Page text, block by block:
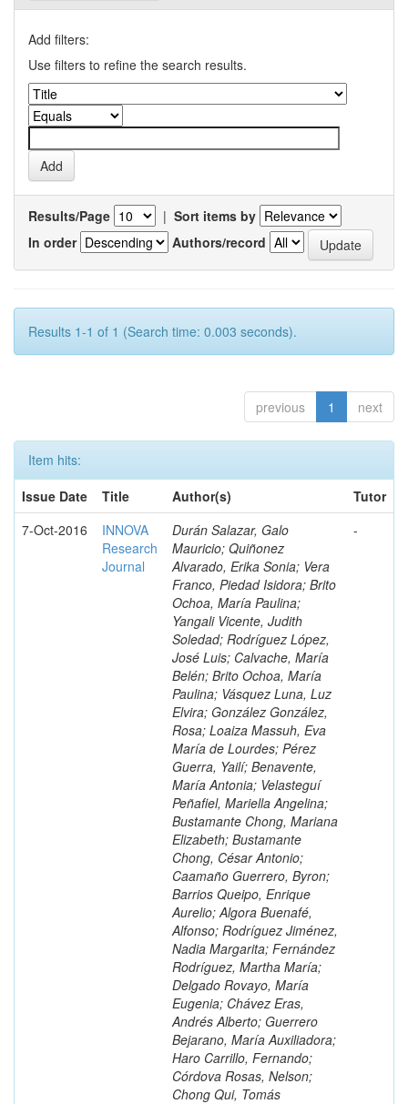
Add filters:
Use filters to refine the search results.
Results/Page | Sort items by
In order
Authors/record
Results 1-1 of 1 (Search time: 0.003 seconds).
previous 1 next
Item hits:
Issue Date
Title Author(s)
Tutor
7-Oct-2016
INNOVA
Research
Journal
Durán Salazar, Galo
Mauricio; Quiñonez
Alvarado, Erika Sonia; Vera
Franco, Piedad Isidora; Brito
Ochoa, María Paulina;
Yangali Vicente, Judith
Soledad; Rodríguez López,
José Luis; Calvache, María
Belén; Brito Ochoa, María
Paulina; Vásquez Luna, Luz
Elvira; González González,
Rosa; Loaiza Massuh, Eva
María de Lourdes; Pérez
Guerra, Yailí; Benavente,
María Antonia; Velasteguí
Peñafiel, Mariella Angelina;
Bustamante Chong, Mariana
Elizabeth; Bustamante
Chong, César Antonio;
Caamaño Guerrero, Byron;
Barrios Queipo, Enrique
Aurelio; Algora Buenafé,
Alfonso; Rodríguez Jiménez,
Nadia Margarita; Fernández
Rodríguez, Martha María;
Delgado Rovayo, María
Eugenia; Chávez Eras,
Andrés Alberto; Guerrero
Bejarano, María Auxiliadora;
Haro Carrillo, Fernando;
Córdova Rosas, Nelson;
Chong Qui, Tomás
-